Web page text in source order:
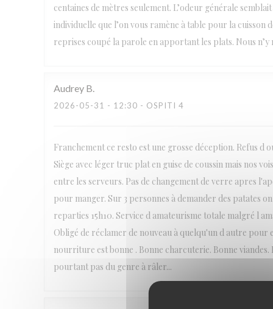
centaines de mètres seulement. L’odeur générale
individuelle que l’on vous ramène à table pour la
reprises coupé la parole en apportant les plats. Nous
Audrey B
2026-05-31 - 12:30 - OSPITI 4
Franchement ce resto est une grosse déception. Refus d
Siège avec léger truc plat en guise de coussin mais nos
entre les serveurs. Pas de changement de verre apres
pour manger. Sur 3 personnes à demander des patates
reparties 15h10. Service d amateurisme totale malgré l
Obligé de réclamer de nouveau à quelqu'un d autre pour
nourriture est bonne . Bonne charcuterie. Bonne viandes.
pourtant pas du genre à râler...